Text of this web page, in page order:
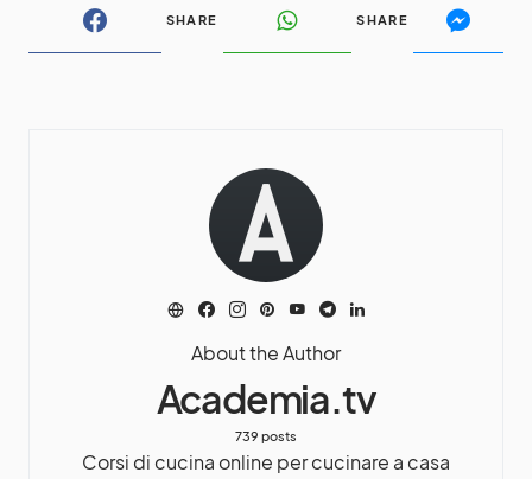
SHARE SHARE
About the Author
Academia.tv
739 posts
Corsi di cucina online per cucinare a casa